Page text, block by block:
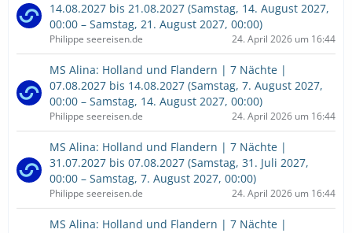
14.08.2027 bis 21.08.2027 (Samstag, 14. August 2027,
00:00 – Samstag, 21. August 2027, 00:00)
Philippe seereisen.de 24. April 2026 um 16:44
MS Alina: Holland und Flandern | 7 Nächte |
07.08.2027 bis 14.08.2027 (Samstag, 7. August 2027,
00:00 – Samstag, 14. August 2027, 00:00)
Philippe seereisen.de 24. April 2026 um 16:44
MS Alina: Holland und Flandern | 7 Nächte |
31.07.2027 bis 07.08.2027 (Samstag, 31. Juli 2027,
00:00 – Samstag, 7. August 2027, 00:00)
Philippe seereisen.de 24. April 2026 um 16:44
MS Alina: Holland und Flandern | 7 Nächte |